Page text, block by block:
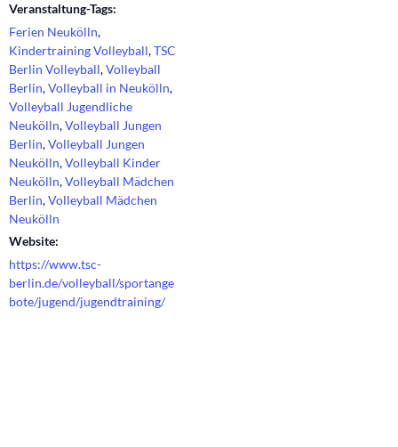
Veranstaltung-Tags:
Ferien Neukölln,
Kindertraining Volleyball,TSC
Berlin Volleyball,Volleyball
Berlin,Volleyball in Neukölln,
Volleyball Jugendliche
Neukölln,Volleyball Jungen
Berlin,Volleyball Jungen
Neukölln,Volleyball Kinder
Neukölln,Volleyball Mädchen
Berlin,Volleyball Mädchen
Neukölln
Website:
https://www.tsc-
berlin.de/volleyball/sportange
bote/jugend/jugendtraining/